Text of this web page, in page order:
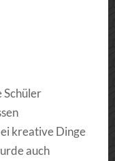
Schüler
kreative Dinge
auch